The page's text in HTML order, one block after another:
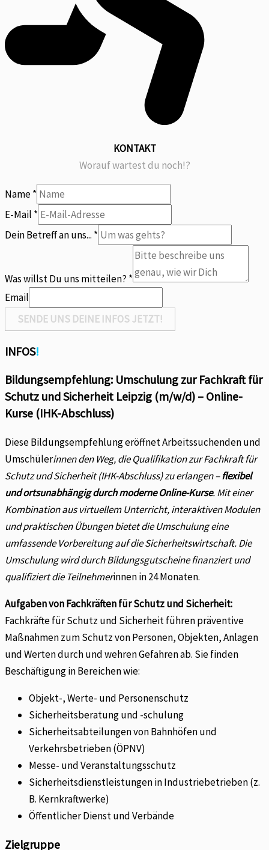
KONTAKT
Worauf wartest du noch!?
Name*
E-Mail *
Dein Betreff an uns... *
E-
Mail
Was willst Du uns mitteilen? *
Email
SENDE UNS DEINE INFOS JETZT!
INFOS!
Bildungsempfehlung: Umschulung zur Fachkraft für
Schutz und Sicherheit Leipzig (m/w/d) – Online-
Kurse (IHK-Abschluss)
Diese Bildungsempfehlung eröffnet Arbeitssuchenden und
Umschülerinnen den Weg, die Qualifikation zur Fachkraft für
Schutz und Sicherheit (IHK-Abschluss) zu erlangen –flexibel
und ortsunabhängig durch moderne Online-Kurse. Mit einer
Kombination aus virtuellem Unterricht, interaktiven Modulen
und praktischen Übungen bietet die Umschulung eine
umfassende Vorbereitung auf die Sicherheitswirtschaft. Die
Umschulung wird durch Bildungsgutscheine finanziert und
qualifiziert die Teilnehmerinnen in 24 Monaten.
Aufgaben von Fachkräften für Schutz und Sicherheit:
Fachkräfte für Schutz und Sicherheit führen präventive
Maßnahmen zum Schutz von Personen, Objekten, Anlagen
und Werten durch und wehren Gefahren ab. Sie finden
Beschäftigung in Bereichen wie:
Objekt-, Werte- und Personenschutz
Sicherheitsberatung und -schulung
Sicherheitsabteilungen von Bahnhöfen und
Verkehrsbetrieben (ÖPNV)
Messe- und Veranstaltungsschutz
Sicherheitsdienstleistungen in Industriebetrieben (z.
B. Kernkraftwerke)
Öffentlicher Dienst und Verbände
Zielgruppe